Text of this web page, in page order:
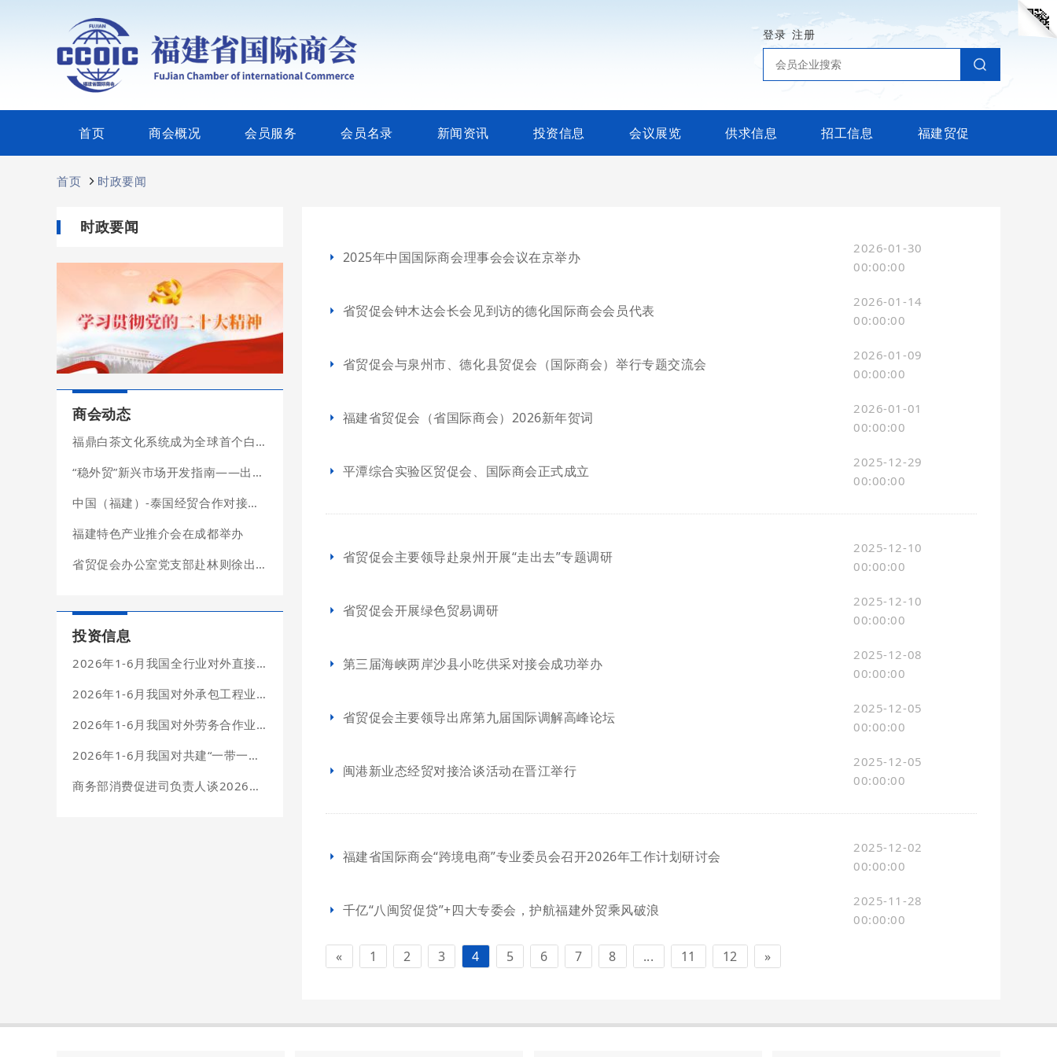
登录 注册
首页 商会概况 会员服务 会员名录 新闻资讯 投资信息 会议展览 供求信息 招工信息 福建贸促
首页 时政要闻
时政要闻
商会动态
福鼎白茶文化系统成为全球首个白茶类农业文化遗产
“稳外贸”新兴市场开发指南——出口潜力篇
中国（福建）-泰国经贸合作对接会在泰国成功举办
福建特色产业推介会在成都举办
省贸促会办公室党支部赴林则徐出生地纪念馆开展主题党日活动
投资信息
2026年1-6月我国全行业对外直接投资简明统计
2026年1-6月我国对外承包工程业务简明统计
2026年1-6月我国对外劳务合作业务简明统计
2026年1-6月我国对共建“一带一路”国家投资合作情况
商务部消费促进司负责人谈2026年上半年我国消费市场情况
2025年中国国际商会理事会会议在京举办
2026-01-30
00:00:00
省贸促会钟木达会长会见到访的德化国际商会会员代表
2026-01-14
00:00:00
省贸促会与泉州市、德化县贸促会（国际商会）举行专题交流会
2026-01-09
00:00:00
福建省贸促会（省国际商会）2026新年贺词
2026-01-01
00:00:00
平潭综合实验区贸促会、国际商会正式成立
2025-12-29
00:00:00
省贸促会主要领导赴泉州开展“走出去”专题调研
2025-12-10
00:00:00
省贸促会开展绿色贸易调研
2025-12-10
00:00:00
第三届海峡两岸沙县小吃供采对接会成功举办
2025-12-08
00:00:00
省贸促会主要领导出席第九届国际调解高峰论坛
2025-12-05
00:00:00
闽港新业态经贸对接洽谈活动在晋江举行
2025-12-05
00:00:00
福建省国际商会“跨境电商”专业委员会召开2026年工作计划研讨会
2025-12-02
00:00:00
千亿“八闽贸促贷”+四大专委会，护航福建外贸乘风破浪
2025-11-28
00:00:00
« 1 2 3 4 5 6 7 8 ... 11 12 »